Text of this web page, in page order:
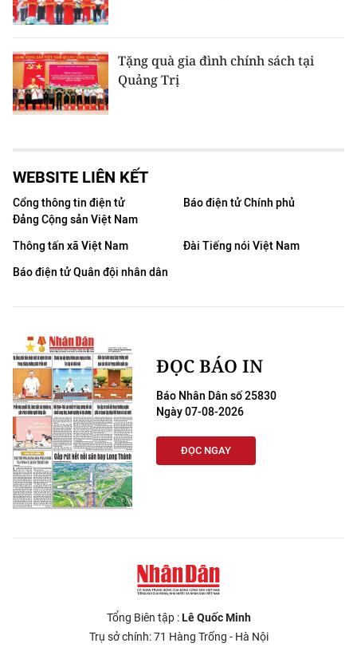
Tặng quà gia đình chính sách tại
Quảng Trị
WEBSITE LIÊN KẾT
Cổng thông tin điện tử
Đảng Cộng sản Việt Nam
Báo điện tử Chính phủ
Thông tấn xã Việt Nam
Đài Tiếng nói Việt Nam
Báo điện tử Quân đội nhân dân
ĐỌC BÁO IN
Báo Nhân Dân số 25830
Ngày 07-08-2026
ĐỌC NGAY
Tổng Biên tập :Lê Quốc Minh
Trụ sở chính: 71 Hàng Trống - Hà Nội